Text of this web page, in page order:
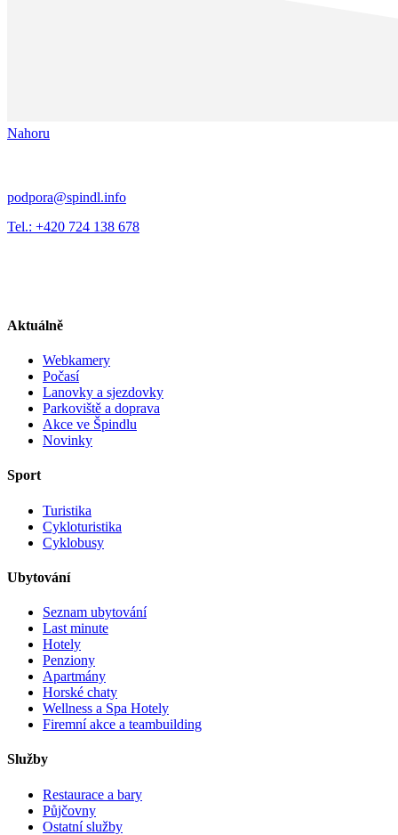
Nahoru
podpora@spindl.info
Tel.: +420 724 138 678
Aktuálně
Webkamery
Počasí
Lanovky a sjezdovky
Parkoviště a doprava
Akce ve Špindlu
Novinky
Sport
Turistika
Cykloturistika
Cyklobusy
Ubytování
Seznam ubytování
Last minute
Hotely
Penziony
Apartmány
Horské chaty
Wellness a Spa Hotely
Firemní akce a teambuilding
Služby
Restaurace a bary
Půjčovny
Ostatní služby